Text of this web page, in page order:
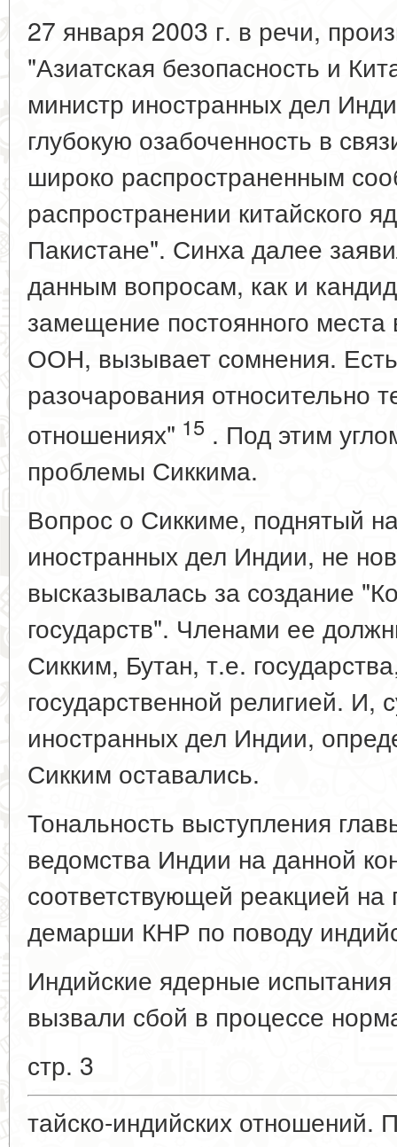
27 января 2003 г. в речи,
"Азиатская безопасность и
министр иностранных дел
глубокую озабоченность в
широко распространенным
распространении китайского
Пакистане". Синха далее
данным вопросам, как и
замещение постоянного
ООН, вызывает сомнения.
разочарования относительно
отношениях" 15 . Под этим
проблемы Сиккима.
Вопрос о Сиккиме, поднятый
иностранных дел Индии, не
высказывалась за создание
государств". Членами ее
Сикким, Бутан, т.е.
государственной религией.
иностранных дел Индии,
Сикким оставались.
Тональность выступления
ведомства Индии на данной
соответствующей реакцией
демарши КНР по поводу
Индийские ядерные
вызвали сбой в процессе
стр. 3
тайско-индийских отношений.